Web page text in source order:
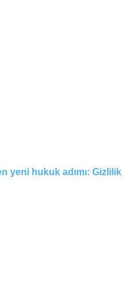
yeni hukuk adımı: Gizlilik